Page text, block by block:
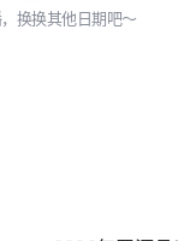
换换其他日期吧～